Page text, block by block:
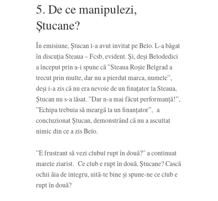
5. De ce manipulezi,
Ștucane?
În emisiune, Ștucan l-a avut invitat pe Belo. L-a băgat
în discuția Steaua – Fcsb, evident. Și, deși Belodedici
a început prin a-i spune că ”Steaua Roșie Belgrad a
trecut prin multe, dar nu a pierdut marca, numele”,
deși i-a zis că nu era nevoie de un finațator la Steaua,
Ștucan nu s-a lăsat. ”Dar n-a mai făcut performanță!”,
”Echipa trebuia să meargă la un finanțator”, a
concluzionat Ștucan, demonstrând că nu a ascultat
nimic din ce a zis Belo.
”E frustrant să vezi clubul rupt în două?” a continuat
marele ziarist. Ce club e rupt în două, Ștucane? Cască
ochii ăia de integru, uită-te bine și spune-ne ce club e
rupt în două?